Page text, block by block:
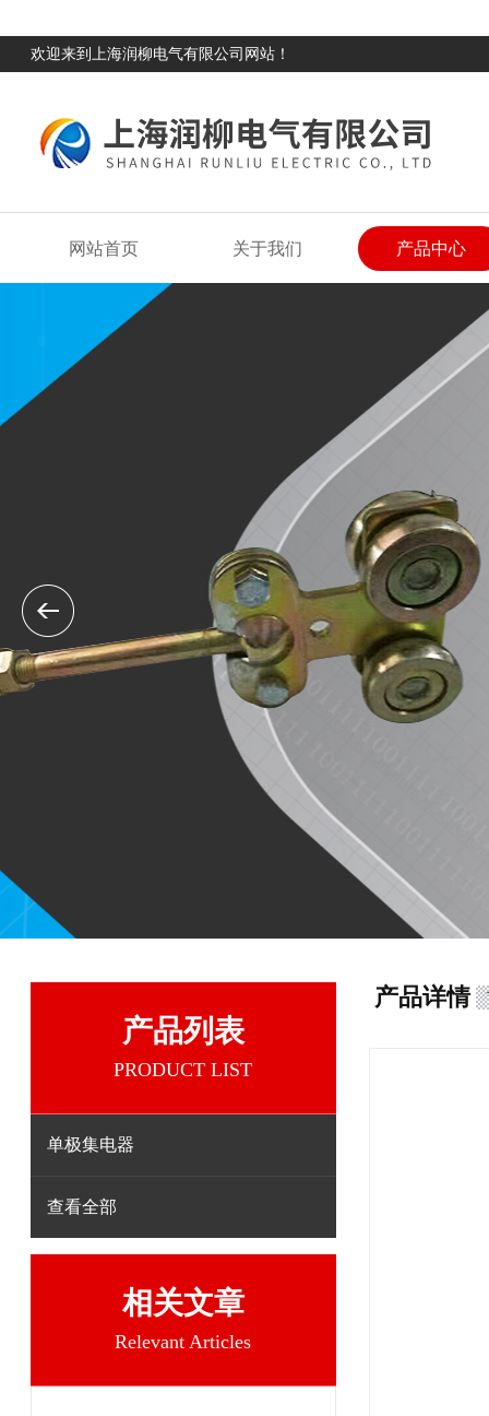
欢迎来到上海润柳电气有限公司网站！
网站首页 关于我们 产品中心
产品列表
PRODUCT LIST
单极集电器
查看全部
相关文章
Relevant Articles
产品详情